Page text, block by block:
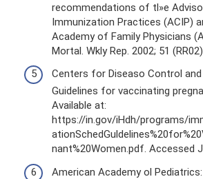
recommendations of tl»e
Immunization Practices (ACIP)
Academy of Family Physicians
Mortal. Wkly Rep. 2002; 51
Centers for Diseaso Control and
Guidelines for vaccinating
Available at:
https://in.gov/iHdh/programs/
nant%20Women.pdf. Accessed
American Academy ol